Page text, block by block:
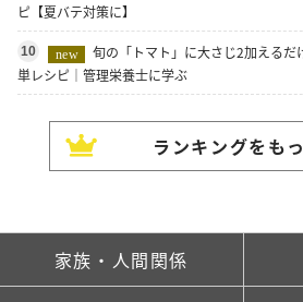
ピ【夏バテ対策に】
10 new
旬の「トマト」に大さじ2加えるだ
単レシピ｜管理栄養士に学ぶ
ランキングをも
家族・人間関係